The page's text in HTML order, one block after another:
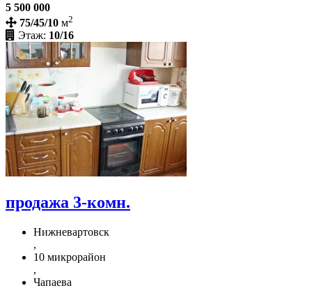
5 500 000
75/45/10 м2
Этаж: 10/16
продажа 3-комн.
Нижневартовск
,
10 микрорайон
,
Чапаева